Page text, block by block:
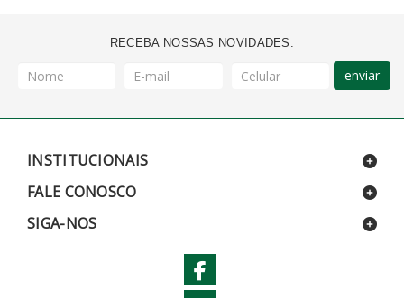
RECEBA NOSSAS NOVIDADES:
enviar
INSTITUCIONAIS
FALE CONOSCO
SIGA-NOS